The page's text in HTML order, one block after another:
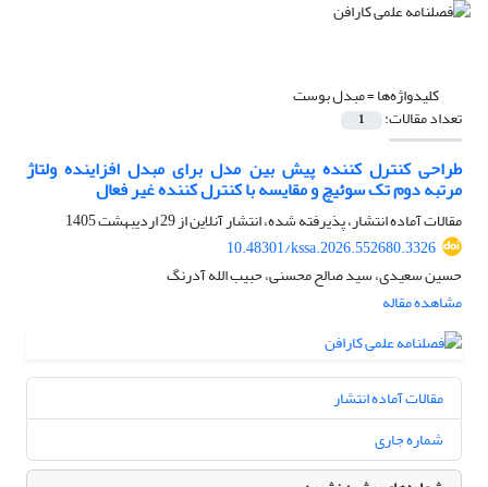
کلیدواژه‌ها =مبدل بوست
تعداد مقالات: 1
طراحی کنترل کننده پیش بین مدل برای مبدل افزاینده ولتاژ
مرتبه دوم تک سوئیچ و مقایسه با کنترل کننده غیر فعال
مقالات آماده انتشار، پذیرفته شده، انتشار آنلاین از29 اردیبهشت 1405
10.48301/kssa.2026.552680.3326
حسین سعیدی، سید صالح محسنی، حبیب الله آدرنگ
مشاهده مقاله
مقالات آماده انتشار
شماره جاری